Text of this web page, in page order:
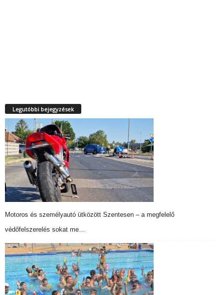
Legutóbbi bejegyzések
Motoros és személyautó ütközött Szentesen – a megfelelő
védőfelszerelés sokat me…